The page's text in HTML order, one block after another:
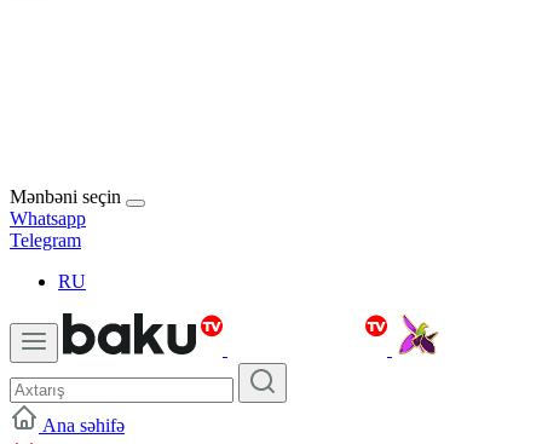
Mənbəni seçin
Whatsapp
Telegram
RU
Ana səhifə